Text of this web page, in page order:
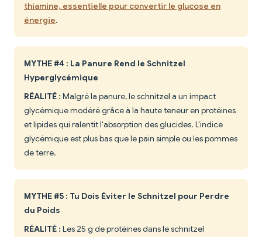
thiamine, essentielle pour convertir le glucose en
énergie.
MYTHE #4 : La Panure Rend le Schnitzel
Hyperglycémique
RÉALITÉ : Malgré la panure, le schnitzel a un impact
glycémique modéré grâce à la haute teneur en protéines
et lipides qui ralentit l'absorption des glucides. L'indice
glycémique est plus bas que le pain simple ou les pommes
de terre.
MYTHE #5 : Tu Dois Éviter le Schnitzel pour Perdre
du Poids
RÉALITÉ : Les 25 g de protéines dans le schnitzel